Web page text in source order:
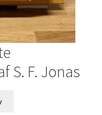
S. F. Jonas